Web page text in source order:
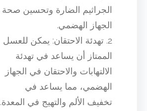
الجراثيم الضارة وتحسين صحة
الجهاز الهضمي.
2. تهدئة الاحتقان: يمكن للعسل
الممتاز أن يساعد في تهدئة
الالتهابات والاحتقان في الجهاز
الهضمي، مما يساعد في
تخفيف الألم والتهيج في المعدة.